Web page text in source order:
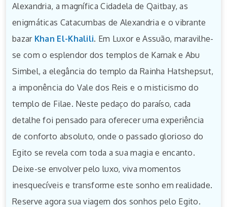
Alexandria, a magnífica Cidadela de Qaitbay, as
enigmáticas Catacumbas de Alexandria e o vibrante
bazar Khan El-Khalili. Em Luxor e Assuão, maravilhe-
se com o esplendor dos templos de Karnak e Abu
Simbel, a elegância do templo da Rainha Hatshepsut,
a imponência do Vale dos Reis e o misticismo do
templo de Filae. Neste pedaço do paraíso, cada
detalhe foi pensado para oferecer uma experiência
de conforto absoluto, onde o passado glorioso do
Egito se revela com toda a sua magia e encanto.
Deixe-se envolver pelo luxo, viva momentos
inesquecíveis e transforme este sonho em realidade.
Reserve agora sua viagem dos sonhos pelo Egito.